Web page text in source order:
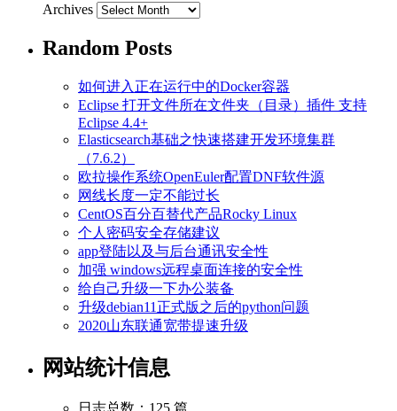
Archives
Random Posts
如何进入正在运行中的Docker容器
Eclipse 打开文件所在文件夹（目录）插件 支持
Eclipse 4.4+
Elasticsearch基础之快速搭建开发环境集群
（7.6.2）
欧拉操作系统OpenEuler配置DNF软件源
网线长度一定不能过长
CentOS百分百替代产品Rocky Linux
个人密码安全存储建议
app登陆以及与后台通讯安全性
加强 windows远程桌面连接的安全性
给自己升级一下办公装备
升级debian11正式版之后的python问题
2020山东联通宽带提速升级
网站统计信息
日志总数：125 篇